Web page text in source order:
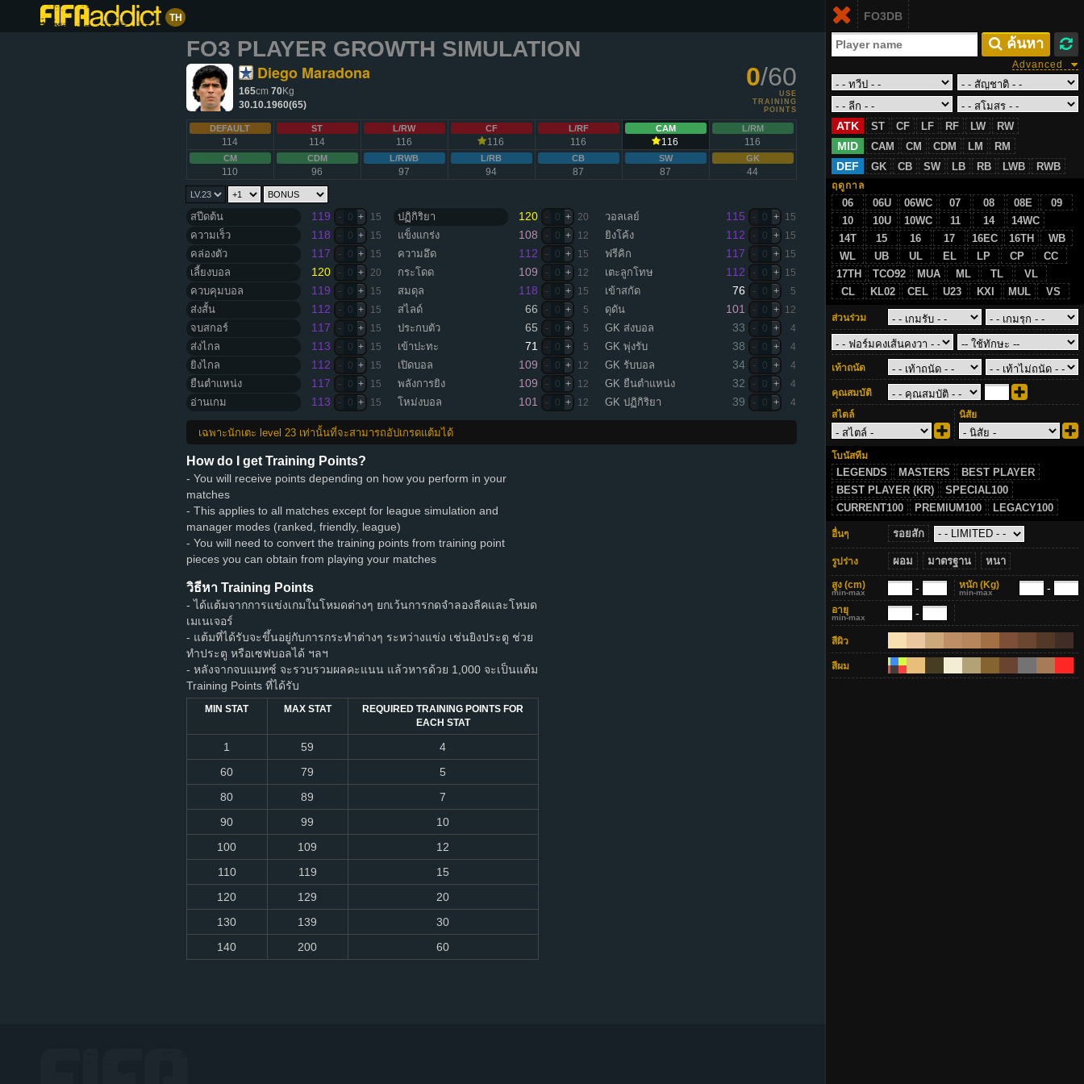
TH TH
FO3DB
ค้นหา
Advanced
ATK ST CF LF RF LW RW
MID CAM CM CDM LM RM
DEF GK CB SW LB RB LWB RWB
ฤดูกาล
06 06U 06WC 07 08 08E
09
10
10U 10WC 11 14
14WC
14T
15 16 17 16EC 16TH
WB
WL
UB UL EL LP CP
CC
17TH
TCO92 MUA ML TL
VL
CL
KL02 CEL U23 KXI MUL VS
ส่วนร่วม
เท้าถนัด
คุณสมบัติ
สไตล์
นิสัย
โบนัสทีม
LEGENDS MASTERS
BEST PLAYER
BEST PLAYER (KR)
SPECIAL100
CURRENT100
PREMIUM100 LEGACY100
อื่นๆ รอยสัก
รูปร่าง ผอม มาตรฐาน หนา
สูง (cm)
min-max - หนัก (Kg)
min-max -
อายุ
min-max -
สีผิว
สีผม
FO3 PLAYER GROWTH SIMULATION
Diego Maradona
165cm70Kg
30.10.1960(65)
0/60
USE
TRAINING
POINTS
DEFAULT
114
ST
114
L/RW
116
CF
116
L/RF
116
CAM
116
L/RM
116
CM
110
CDM
96
L/RWB
97
L/RB
94
CB
87
SW
87
GK
44
สปีดต้น 119 - 0 + 15
ความเร็ว 118 - 0 + 15
คล่องตัว 117 - 0 + 15
เลี้ยงบอล 120 - 0 + 20
ควบคุมบอล 119 - 0 + 15
ส่งสั้น 112 - 0 + 15
จบสกอร์ 117 - 0 + 15
ส่งไกล 113 - 0 + 15
ยิงไกล 112 - 0 + 15
ยืนตำแหน่ง 117 - 0 + 15
อ่านเกม 113 - 0 + 15
ปฏิกิริยา 120 - 0 + 20
แข็งแกร่ง 108 - 0 + 12
ความอึด 112 - 0 + 15
กระโดด 109 - 0 + 12
สมดุล 118 - 0 + 15
สไลด์ 66 - 0 + 5
ประกบตัว 65 - 0 + 5
เข้าปะทะ 71 - 0 + 5
เปิดบอล 109 - 0 + 12
พลังการยิง 109 - 0 + 12
โหม่งบอล 101 - 0 + 12
วอลเลย์ 115 - 0 + 15
ยิงโค้ง 112 - 0 + 15
ฟรีคิก 117 - 0 + 15
เตะลูกโทษ 112 - 0 + 15
เข้าสกัด 76 - 0 + 5
ดุดัน 101 - 0 + 12
GK ส่งบอล 33 - 0 + 4
GK พุ่งรับ 38 - 0 + 4
GK รับบอล 34 - 0 + 4
GK ยืนตำแหน่ง 32 - 0 + 4
GK ปฏิกิริยา 39 - 0 + 4
เฉพาะนักเตะ level 23 เท่านั้นที่จะสามารถอัปเกรดแต้มได้
How do I get Training Points?
- You will receive points depending on how you perform in your
matches
- This applies to all matches except for league simulation and
manager modes (ranked, friendly, league)
- You will need to convert the training points from training point
pieces you can obtain from playing your matches
วิธีหา Training Points
- ได้แต้มจากการแข่งเกมในโหมดต่างๆ ยกเว้นการกดจำลองลีคและโหมด
เมเนเจอร์
- แต้มที่ได้รับจะขึ้นอยู่กับการกระทำต่างๆ ระหว่างแข่ง เช่นยิงประตู ช่วย
ทำประตู หรือเซฟบอลได้ ฯลฯ
- หลังจากจบแมทช์ จะรวบรวมผลคะแนน แล้วหารด้วย 1,000 จะเป็นแต้ม
Training Points ที่ได้รับ
MIN STAT MAX STAT
REQUIRED TRAINING POINTS FOR
EACH STAT
1 59
4
60
79
5
80
89
7
90
99
10
100
109
12
110
119
15
120
129
20
130
139
30
140
200 60